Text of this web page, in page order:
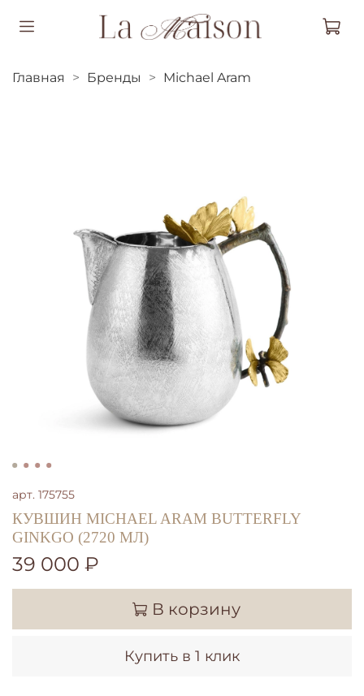
Главная Бренды Michael Aram
арт. 175755
КУВШИН MICHAEL ARAM BUTTERFLY
GINKGO (2720 МЛ)
39 000 ₽
В корзину
Купить в 1 клик